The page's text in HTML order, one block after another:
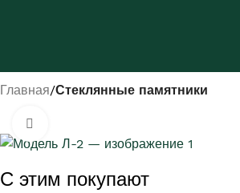
Главная Стеклянные памятники
С этим покупают